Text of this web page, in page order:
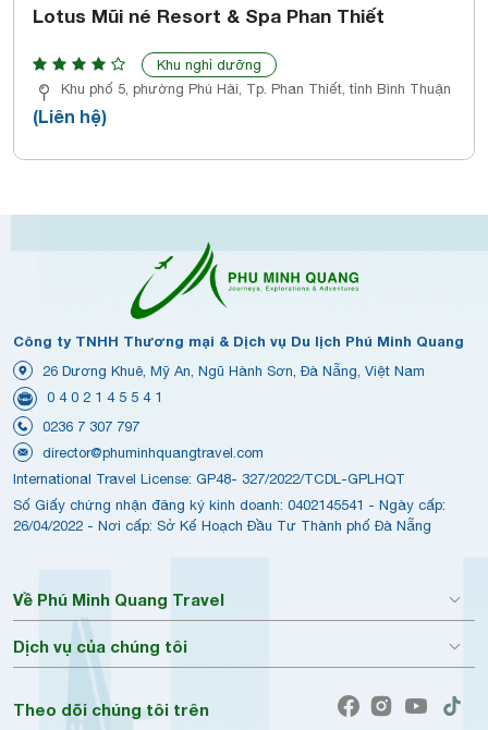
Lotus Mũi né Resort & Spa Phan Thiết
Khu nghỉ dưỡng
Khu phố 5, phường Phú Hài, Tp. Phan Thiết, tỉnh Bình Thuận
(Liên hệ)
Công ty TNHH Thương mại & Dịch vụ Du lịch Phú Minh Quang
26 Dương Khuê, Mỹ An, Ngũ Hành Sơn, Đà Nẵng, Việt Nam
0 4 0 2 1 4 5 5 4 1
0236 7 307 797
director@phuminhquangtravel.com
International Travel License: GP48- 327/2022/TCDL-GPLHQT
Số Giấy chứng nhận đăng ký kinh doanh: 0402145541 - Ngày cấp:
26/04/2022 - Nơi cấp: Sở Kế Hoạch Đầu Tư Thành phố Đà Nẵng
Về Phú Minh Quang Travel
Dịch vụ của chúng tôi
Theo dõi chúng tôi trên